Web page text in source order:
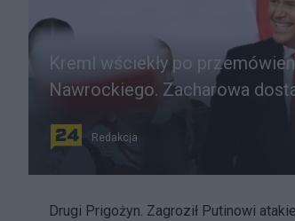
Kreml wściekły po
Nawrockiego. Zacharowa
Redakcja
Drugi Prigożyn. Zagroził Putinowi